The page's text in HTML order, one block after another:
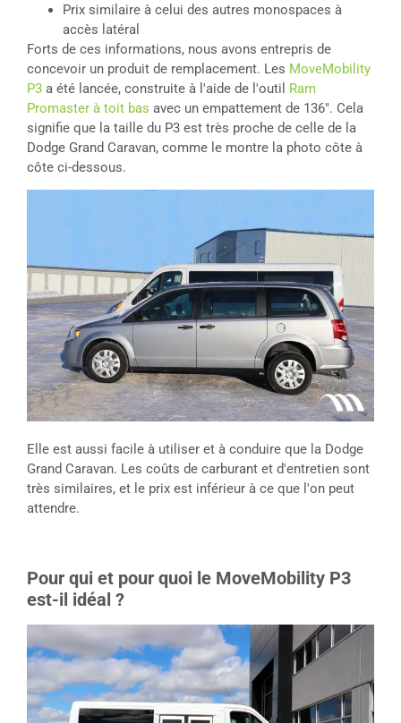
Prix similaire à celui des autres monospaces à
accès latéral
Forts de ces informations, nous avons entrepris de
concevoir un produit de remplacement. Les MoveMobility
P3 a été lancée, construite à l'aide de l'outil Ram
Promaster à toit bas avec un empattement de 136″. Cela
signifie que la taille du P3 est très proche de celle de la
Dodge Grand Caravan, comme le montre la photo côte à
côte ci-dessous.
Elle est aussi facile à utiliser et à conduire que la Dodge
Grand Caravan. Les coûts de carburant et d'entretien sont
très similaires, et le prix est inférieur à ce que l'on peut
attendre.
Pour qui et pour quoi le MoveMobility P3
est-il idéal ?